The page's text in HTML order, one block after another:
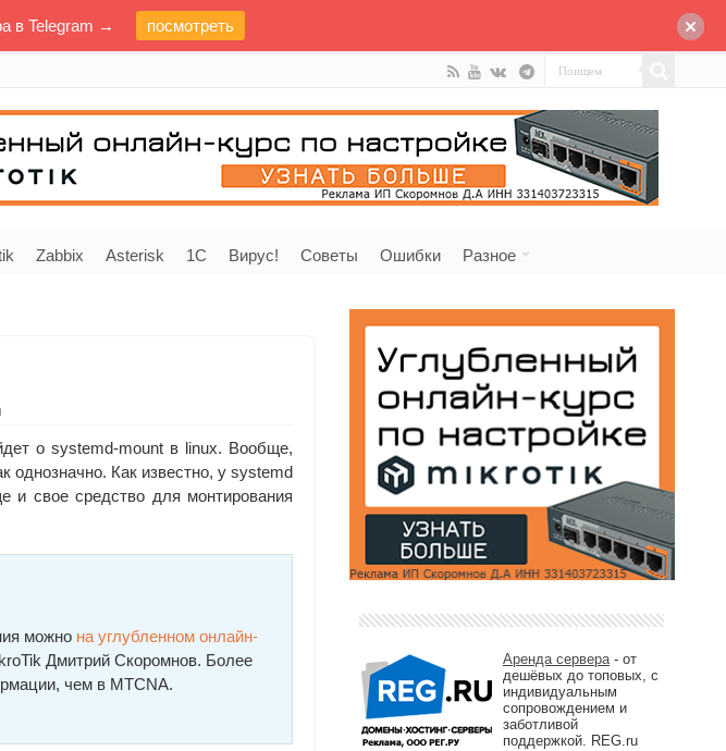
Zabbix Asterisk 1C Вирус! Советы Ошибки Разное
о systemd-mount в linux. Вообще,
однозначно. Как известно, у systemd
и свое средство для монтирования
можно на углубленном онлайн-
Дмитрий Скоромнов. Более
чем в MTCNA.
Аренда сервера- от
дешёвых до топовых, с
индивидуальным
сопровождением и
заботливой
поддержкой. REG.ru
в Telegram → посмотреть